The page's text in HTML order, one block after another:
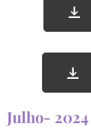
Julho- 2024